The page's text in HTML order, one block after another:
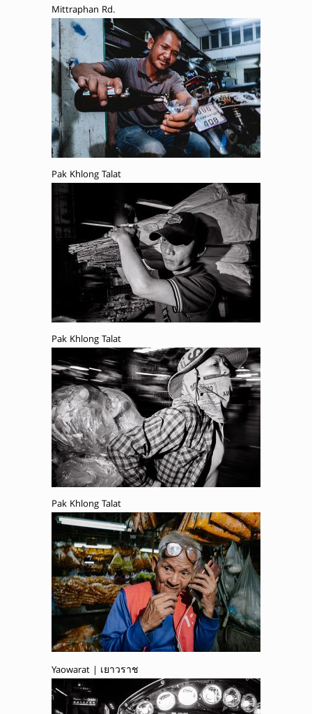
Mittraphan Rd.
Pak Khlong Talat
Pak Khlong Talat
Pak Khlong Talat
Yaowarat | เยาวราช